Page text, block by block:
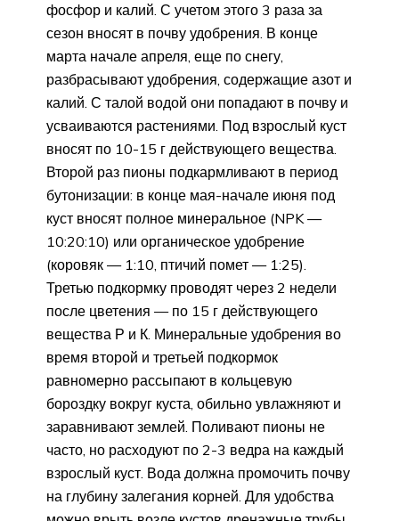
фосфор и калий. С учетом этого 3 раза за
сезон вносят в почву удобрения. В конце
марта начале апреля, еще по снегу,
разбрасывают удобрения, содержащие азот и
калий. С талой водой они попадают в почву и
усваиваются растениями. Под взрослый куст
вносят по 10-15 г действующего вещества.
Второй раз пионы подкармливают в период
бутонизации: в конце мая-начале июня под
куст вносят полное минеральное (NPK —
10:20:10) или органическое удобрение
(коровяк — 1:10, птичий помет — 1:25).
Третью подкормку проводят через 2 недели
после цветения — по 15 г действующего
вещества Р и К. Минеральные удобрения во
время второй и третьей подкормок
равномерно рассыпают в кольцевую
бороздку вокруг куста, обильно увлажняют и
заравнивают землей. Поливают пионы не
часто, но расходуют по 2-3 ведра на каждый
взрослый куст. Вода должна промочить почву
на глубину залегания корней. Для удобства